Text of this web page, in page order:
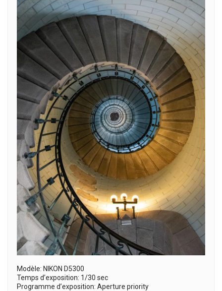
Modèle: NIKON D5300
Temps d’exposition: 1/30 sec
Programme d’exposition: Aperture priority